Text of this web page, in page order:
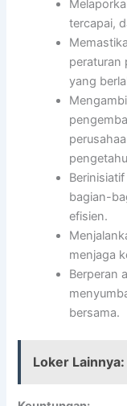
tercapai,
peraturan
yang
bagian-
efisien.
menjaga
Berperan
bersama.
Loker Lainnya: